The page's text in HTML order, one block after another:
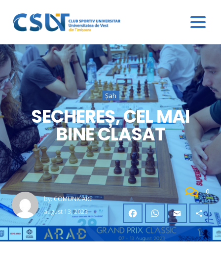
Șah
SECHEREȘ, CEL MAI
BINE CLASAT
by:COMUNICARE
august 13, 2023
0